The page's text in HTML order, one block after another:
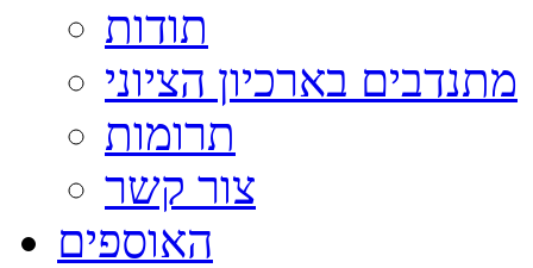
תודות
מתנדבים בארכיון הציוני
תרומות
צור קשר
האוספים